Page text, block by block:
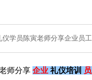
仪学员陈寅老师分享企业员
师分享 企业 礼仪培训